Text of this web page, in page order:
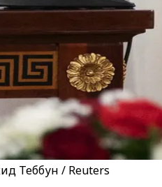
Теббун / Reuters